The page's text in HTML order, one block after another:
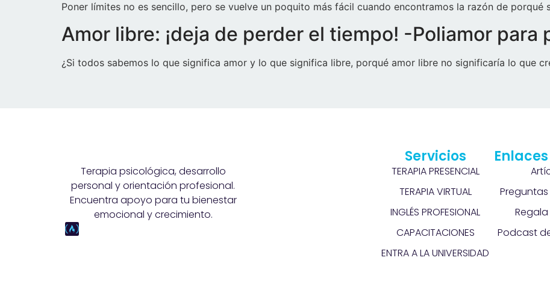
Poner límites no es sencillo, pero se vuelve un poquito más fácil cuando encontramos la razón de porqué
Amor libre: ¡deja de perder el tiempo! -Poliamor para
¿Si todos sabemos lo que significa amor y lo que significa libre, porqué amor libre no significaría lo que
Terapia psicológica, desarrollo
personal y orientación profesional.
Encuentra apoyo para tu bienestar
emocional y crecimiento.
Servicios
TERAPIA PRESENCIAL
TERAPIA VIRTUAL
INGLÉS PROFESIONAL
CAPACITACIONES
ENTRA A LA UNIVERSIDAD
Podcast